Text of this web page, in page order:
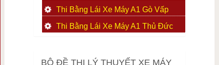
Thi Bằng Lái Xe Máy A1 Gò Vấp
Thi Bằng Lái Xe Máy A1 Thủ Đức
BỘ ĐỀ THI LÝ THUYẾT XE MÁY